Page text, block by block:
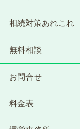
相続対策あれこれ
無料相談
お問合せ
料金表